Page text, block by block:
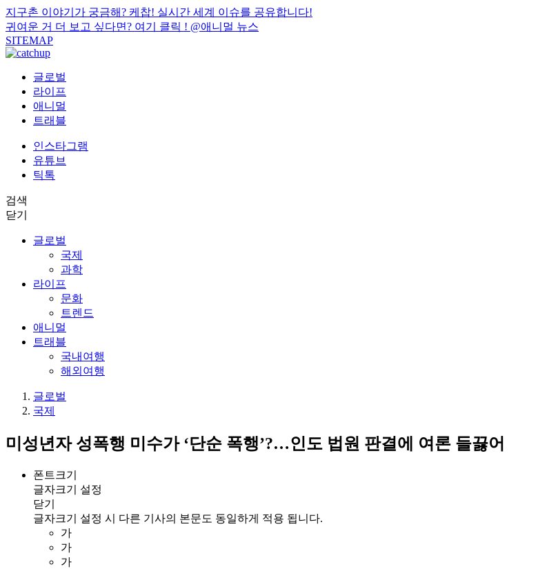
지구촌 이야기가 궁금해? 케찹! 실시간 세계 이슈를 공유합니다!
귀여운 거 더 보고 싶다면? 여기 클릭 ! @애니멀 뉴스
SITEMAP
글로벌
라이프
애니멀
트래블
인스타그램
유튜브
틱톡
검색
닫기
글로벌
국제
과학
라이프
문화
트렌드
애니멀
트래블
국내여행
해외여행
글로벌
국제
미성년자 성폭행 미수가 ‘단순 폭행’?…인도 법원 판결에 여론 들끓어
폰트크기
글자크기 설정
닫기
글자크기 설정 시 다른 기사의 본문도 동일하게 적용 됩니다.
가
가
가